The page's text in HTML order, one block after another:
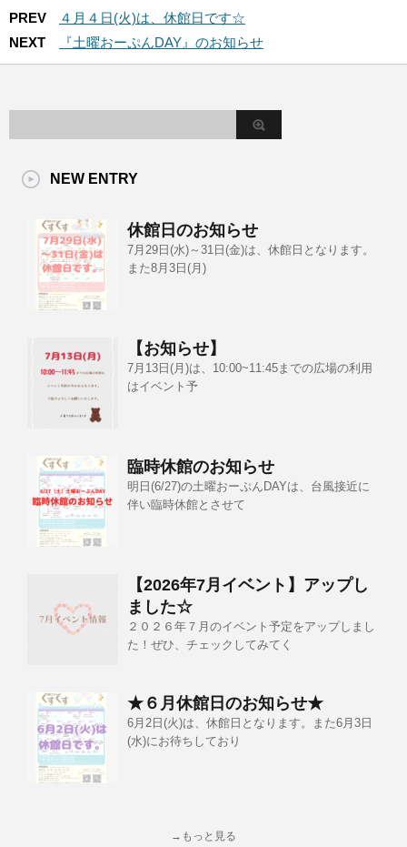
PREV
４月４日(火)は、休館日です☆
NEXT
『土曜おーぷんDAY』のお知らせ
NEW ENTRY
休館日のお知らせ
7月29日(水)～31日(金)は、休館日となります。
また8月3日(月)
【お知らせ】
7月13日(月)は、10:00~11:45までの広場の利用
はイベント予
臨時休館のお知らせ
明日(6/27)の土曜おーぷんDAYは、台風接近に
伴い臨時休館とさせて
【2026年7月イベント】アップし
ました☆
２０２６年７月のイベント予定をアップしまし
た！ぜひ、チェックしてみてく
★６月休館日のお知らせ★
6月2日(火)は、休館日となります。また6月3日
(水)にお待ちしており
→もっと見る